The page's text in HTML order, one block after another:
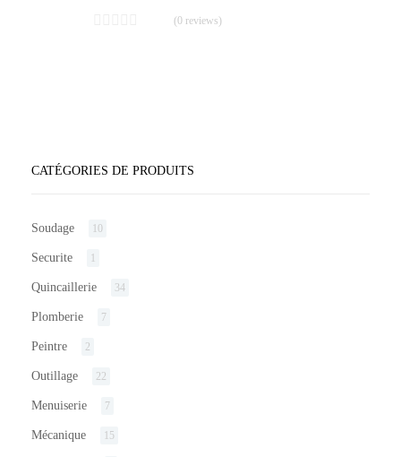
(0 reviews)
CATÉGORIES DE PRODUITS
Soudage 10
Securite
Quincaillerie 34
Plomberie 7
Peintre 2
Outillage 22
Menuiserie 7
Mécanique 15